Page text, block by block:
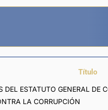
Título
ESTATUTO GENERAL DE
LA CORRUPCIÓN